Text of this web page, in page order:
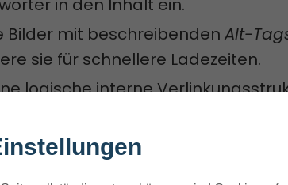
in den Inhalt ein.
Bilder mit beschreibenden Alt-
sie für schnellere Ladezeiten.
logische interne
dass die Website